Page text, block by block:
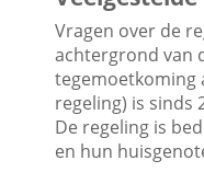
Vragen over de
achtergrond van
tegemoetkoming
regeling) is sinds
De regeling is
en hun